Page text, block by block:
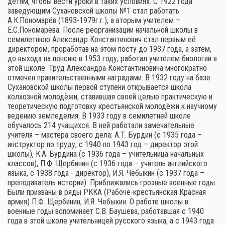
заведующим Сухановской школы №1 стал работать
А.К.Пономарёв (1893-1979г.г.), а вторым учителем –
Е.С.Пономарёва. После реорганизации начальной школы в
семилетнюю Александр Константинович стал первым её
директором, проработав на этом посту до 1937 года, а затем,
до выхода на пенсию в 1953 году, работал учителем биологии в
этой школе. Труд Александра Константиновича многократно
отмечен правительственными наградами. В 1932 году на базе
Сухановской школы первой ступени открывается школа
колхозной молодёжи, ставившая своей целью практическую и
теоретическую подготовку крестьянской молодёжи к научному
ведению земледелия. В 1933 году в семилетней школе
обучалось 214 учащихся. В ней работали замечательные
учителя – мастера своего дела: А.Т. Бурдин (с 1935 года –
инструктор по труду, с 1940 по 1943 год – директор этой
школы), К.А. Бурдина (с 1936 года – учительница начальных
классов), П.Ф. Щербинин (с 1936 года – учитель английского
языка, с 1938 года - директор), И.Я. Чебыкин (с 1937 года –
преподаватель истории). Приближались грозные военные годы.
Были призваны в ряды РККА (Рабоче-крестьянская Красная
армия) П.Ф. Щербинин, И.Я. Чебыкин. О работе школы в
военные годы вспоминает С.В. Баушева, работавшая с 1940
года в этой школе учительницей русского языка, а с 1943 года